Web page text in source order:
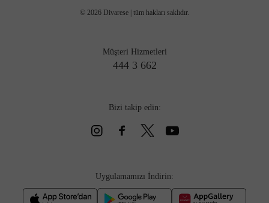
© 2026 Divarese | tüm hakları saklıdır.
Müşteri Hizmetleri
444 3 662
Bizi takip edin:
Uygulamamızı İndirin: